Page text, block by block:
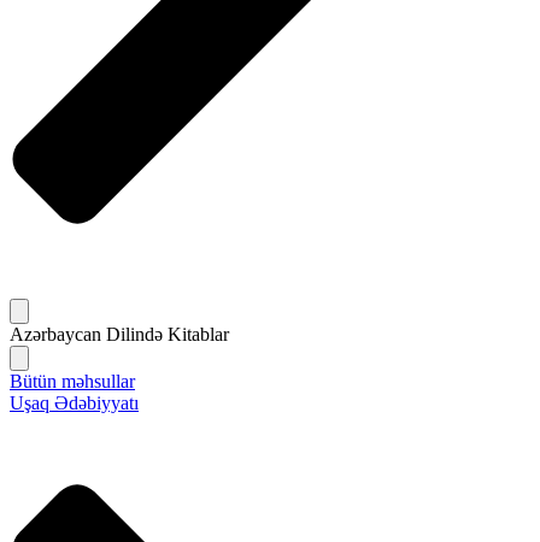
Azərbaycan Dilində Kitablar
Bütün məhsullar
Uşaq Ədəbiyyatı